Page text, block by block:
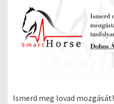
Ismerd meg lovad mozgását!